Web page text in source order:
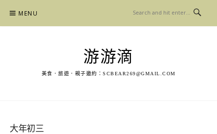
content
MENU
游游滴
美食．旅遊．親子邀約： SCBEAR269@GMAIL.COM
大年初三